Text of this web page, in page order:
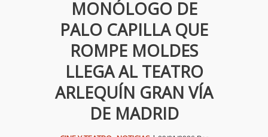
MONÓLOGO DE
PALO CAPILLA QUE
ROMPE MOLDES
LLEGA AL TEATRO
ARLEQUÍN GRAN VÍA
DE MADRID